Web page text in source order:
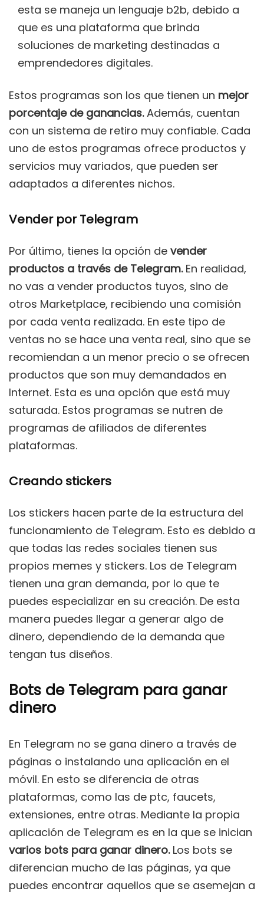
esta se maneja un lenguaje b2b, debido a
que es una plataforma que brinda
soluciones de marketing destinadas a
emprendedores digitales.
Estos programas son los que tienen un mejor
porcentaje de ganancias.Además, cuentan
con un sistema de retiro muy confiable. Cada
uno de estos programas ofrece productos y
servicios muy variados, que pueden ser
adaptados a diferentes nichos.
Vender por Telegram
Por último, tienes la opción de vender
productos a través de Telegram.En realidad,
no vas a vender productos tuyos, sino de
otros Marketplace, recibiendo una comisión
por cada venta realizada. En este tipo de
ventas no se hace una venta real, sino que se
recomiendan a un menor precio o se ofrecen
productos que son muy demandados en
Internet. Esta es una opción que está muy
saturada. Estos programas se nutren de
programas de afiliados de diferentes
plataformas.
Creando stickers
Los stickers hacen parte de la estructura del
funcionamiento de Telegram. Esto es debido a
que todas las redes sociales tienen sus
propios memes y stickers. Los de Telegram
tienen una gran demanda, por lo que te
puedes especializar en su creación. De esta
manera puedes llegar a generar algo de
dinero, dependiendo de la demanda que
tengan tus diseños.
Bots de Telegram para ganar
dinero
En Telegram no se gana dinero a través de
páginas o instalando una aplicación en el
móvil. En esto se diferencia de otras
plataformas, como las de ptc, faucets,
extensiones, entre otras. Mediante la propia
aplicación de Telegram es en la que se inician
varios bots para ganar dinero.Los bots se
diferencian mucho de las páginas, ya que
puedes encontrar aquellos que se asemejan a